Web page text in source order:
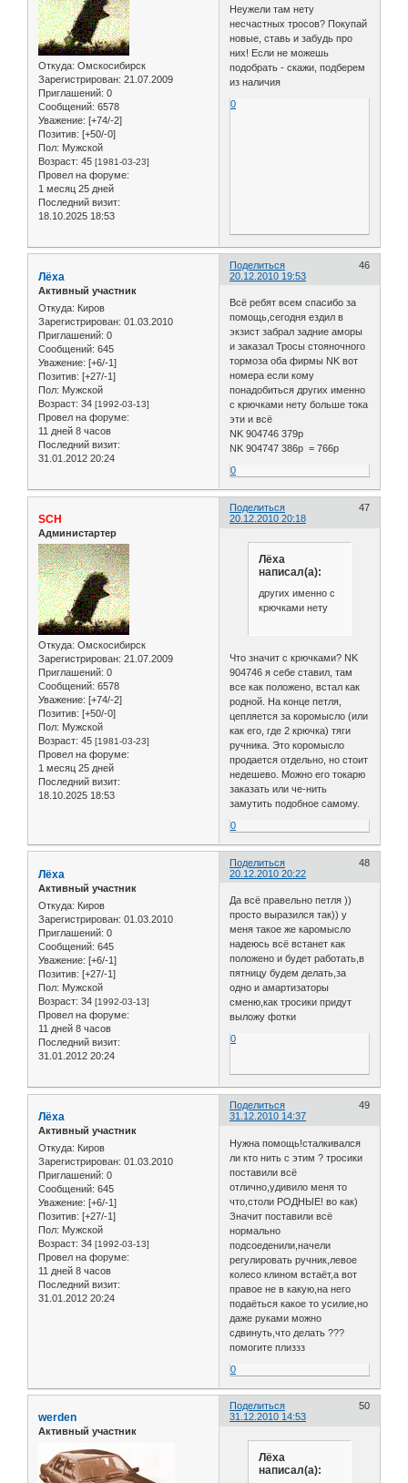
Откуда: Омскосибирск
Зарегистрирован: 21.07.2009
Приглашений: 0
Сообщений: 6578
Уважение: [+74/-2]
Позитив: [+50/-0]
Пол: Мужской
Возраст: 45 [1981-03-23]
Провел на форуме:
1 месяц 25 дней
Последний визит:
18.10.2025 18:53
Неужели там нету
несчастных тросов? Покупай
новые, ставь и забудь про
них! Если не можешь
подобрать - скажи, подберем
из наличия
0
Поделиться
46
20.12.2010 19:53
Лёха
Активный участник
Откуда: Киров
Зарегистрирован: 01.03.2010
Приглашений: 0
Сообщений: 645
Уважение: [+6/-1]
Позитив: [+27/-1]
Пол: Мужской
Возраст: 34 [1992-03-13]
Провел на форуме:
11 дней 8 часов
Последний визит:
31.01.2012 20:24
Всё ребят всем спасибо за
помощь,сегодня ездил в
экзист забрал задние аморы
и заказал Тросы стояночного
тормоза оба фирмы NK вот
номера если кому
понадобиться других именно
с крючками нету больше тока
эти и всё
NK 904746 379р
NK 904747 386р = 766р
0
Поделиться
47
20.12.2010 20:18
SCH
Администартер
Откуда: Омскосибирск
Зарегистрирован: 21.07.2009
Приглашений: 0
Сообщений: 6578
Уважение: [+74/-2]
Позитив: [+50/-0]
Пол: Мужской
Возраст: 45 [1981-03-23]
Провел на форуме:
1 месяц 25 дней
Последний визит:
18.10.2025 18:53
Лёха
написал(а):
других именно с
крючками нету
Что значит с крючками? NK
904746 я себе ставил, там
все как положено, встал как
родной. На конце петля,
цепляется за коромысло (или
как его, где 2 крючка) тяги
ручника. Это коромысло
продается отдельно, но стоит
недешево. Можно его токарю
заказать или че-нить
замутить подобное самому.
0
Поделиться
48
20.12.2010 20:22
Лёха
Активный участник
Откуда: Киров
Зарегистрирован: 01.03.2010
Приглашений: 0
Сообщений: 645
Уважение: [+6/-1]
Позитив: [+27/-1]
Пол: Мужской
Возраст: 34 [1992-03-13]
Провел на форуме:
11 дней 8 часов
Последний визит:
31.01.2012 20:24
Да всё правельно петля ))
просто выразился так)) у
меня такое же каромысло
надеюсь всё встанет как
положено и будет работать,в
пятницу будем делать,за
одно и амартизаторы
сменю,как тросики придут
выложу фотки
0
Поделиться
49
31.12.2010 14:37
Лёха
Активный участник
Откуда: Киров
Зарегистрирован: 01.03.2010
Приглашений: 0
Сообщений: 645
Уважение: [+6/-1]
Позитив: [+27/-1]
Пол: Мужской
Возраст: 34 [1992-03-13]
Провел на форуме:
11 дней 8 часов
Последний визит:
31.01.2012 20:24
Нужна помощь!сталкивался
ли кто нить с этим ? тросики
поставили всё
отлично,удивило меня то
что,столи РОДНЫЕ! во как)
Значит поставили всё
нормально
подсоеденили,начели
регулировать ручник,левое
колесо клином встаёт,а вот
правое не в какую,на него
подаёться какое то усилие,но
даже руками можно
сдвинуть,что делать ???
помогите плиззз
0
Поделиться
50
31.12.2010 14:53
werden
Активный участник
Лёха
написал(а):